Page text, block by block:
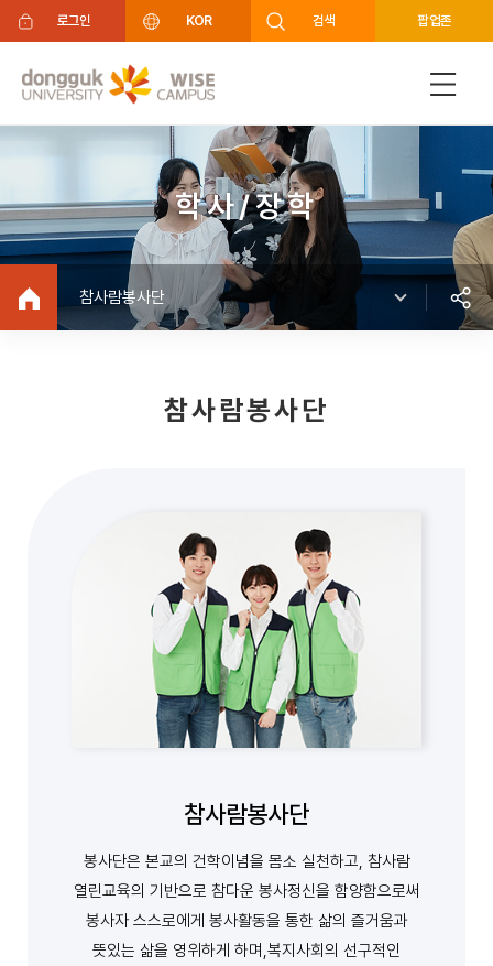
주메뉴 바로가기
푸터 바로가기
로그인 KOR 검색 팝업존
학사/장학
참사람봉사단
참사람봉사단
참사람봉사단
봉사단은 본교의 건학이념을 몸소 실천하고, 참사람
열린교육의 기반으로 참다운 봉사정신을 함양함으로써
봉사자 스스로에게 봉사활동을 통한 삶의 즐거움과
뜻있는 삶을 영위하게 하며,복지사회의 선구적인